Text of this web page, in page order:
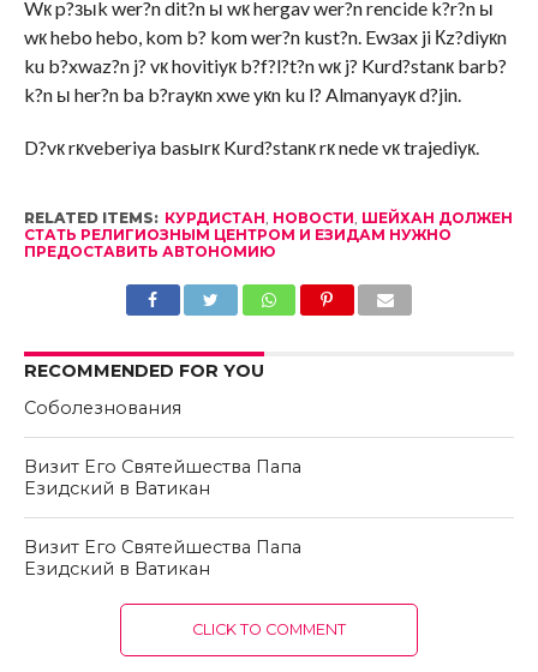
Wк p?зыk wer?n dit?n ы wк hergav wer?n rencide k?r?n ы
wк hebo hebo, kom b? kom wer?n kust?n. Ewзax ji Кz?diyкn
ku b?xwaz?n j? vк hovitiyк b?f?l?t?n wк j? Kurd?stanк barb?
k?n ы her?n ba b?rayкn xwe yкn ku l? Almanyayк d?jin.
D?vк rкveberiya basыrк Kurd?stanк rк nede vк trajediyк.
RELATED ITEMS: КУРДИСТАН, НОВОСТИ, ШЕЙХАН ДОЛЖЕН
СТАТЬ РЕЛИГИОЗНЫМ ЦЕНТРОМ И ЕЗИДАМ НУЖНО
ПРЕДОСТАВИТЬ АВТОНОМИЮ
RECOMMENDED FOR YOU
Соболезнования
Визит Его Святейшества Папа
Езидский в Ватикан
Визит Его Святейшества Папа
Езидский в Ватикан
CLICK TO COMMENT